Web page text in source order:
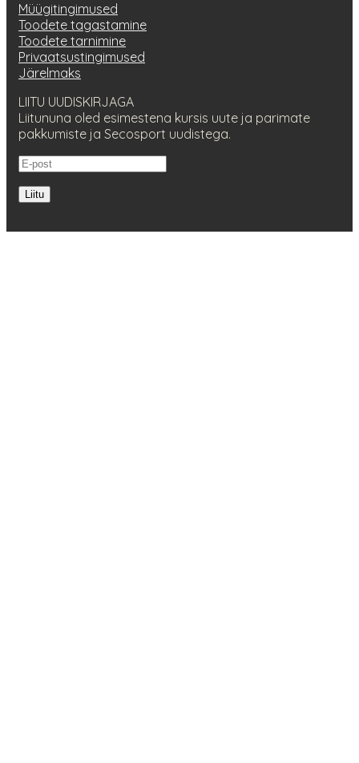
Müügitingimused
Toodete tagastamine
Toodete tarnimine
Privaatsustingimused
Järelmaks
LIITU UUDISKIRJAGA
Liitununa oled esimestena kursis uute ja parimate
pakkumiste ja Secosport uudistega.
Liitu